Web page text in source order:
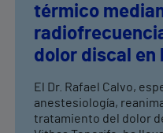
térmico
dolor discal en
El Dr. Rafael Calvo,
anestesiología,
tratamiento del dolor